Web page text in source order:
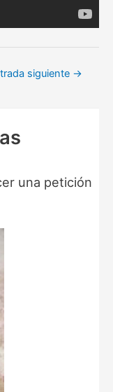
siguiente →
una petición